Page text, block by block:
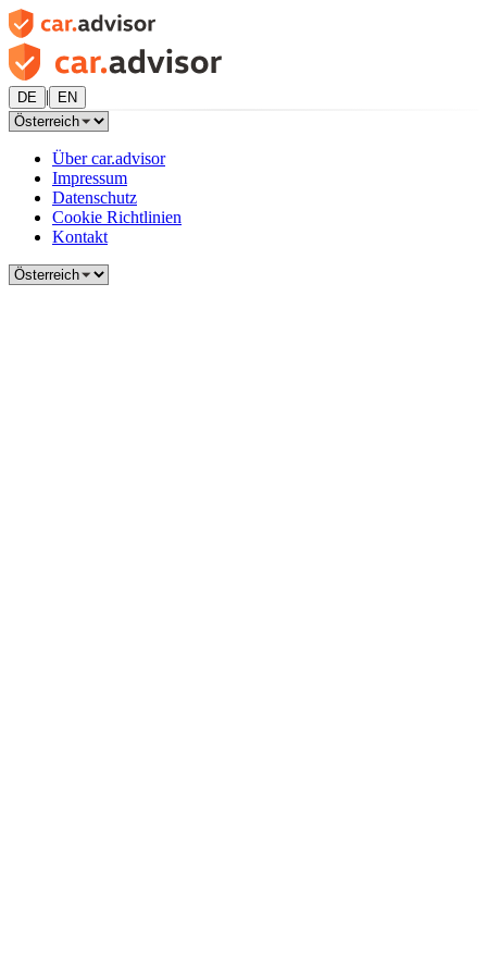
DE | EN
Über car.advisor
Impressum
Datenschutz
Cookie Richtlinien
Kontakt